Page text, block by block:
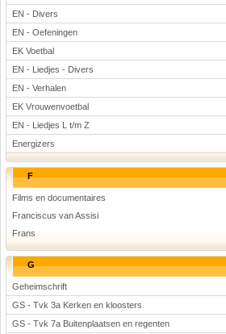
EN - Divers
EN - Oefeningen
EK Voetbal
EN - Liedjes - Divers
EN - Verhalen
EK Vrouwenvoetbal
EN - Liedjes L t/m Z
Energizers
F
Films en documentaires
Franciscus van Assisi
Frans
G
Geheimschrift
GS - Tvk 3a Kerken en kloosters
GS - Tvk 7a Buitenplaatsen en regenten